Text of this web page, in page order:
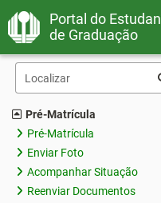
Portal do
de Graduação
Pré-Matrícula
Pré-Matrícula
Enviar Foto
Acompanhar Situação
Reenviar Documentos